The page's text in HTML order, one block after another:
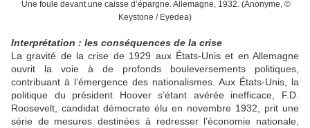
Une foule devant une caisse d’épargne. Allemagne, 1932. (Anonyme, ©
Keystone / Eyedea)
Interprétation : les conséquences de la crise
La gravité de la crise de 1929 aux États-Unis et en Allemagne
ouvrit la voie à de profonds bouleversements politiques,
contribuant à l’émergence des nationalismes. Aux États-Unis, la
politique du président Hoover s’étant avérée inefficace, F.D.
Roosevelt, candidat démocrate élu en novembre 1932, prit une
série de mesures destinées à redresser l’économie nationale,